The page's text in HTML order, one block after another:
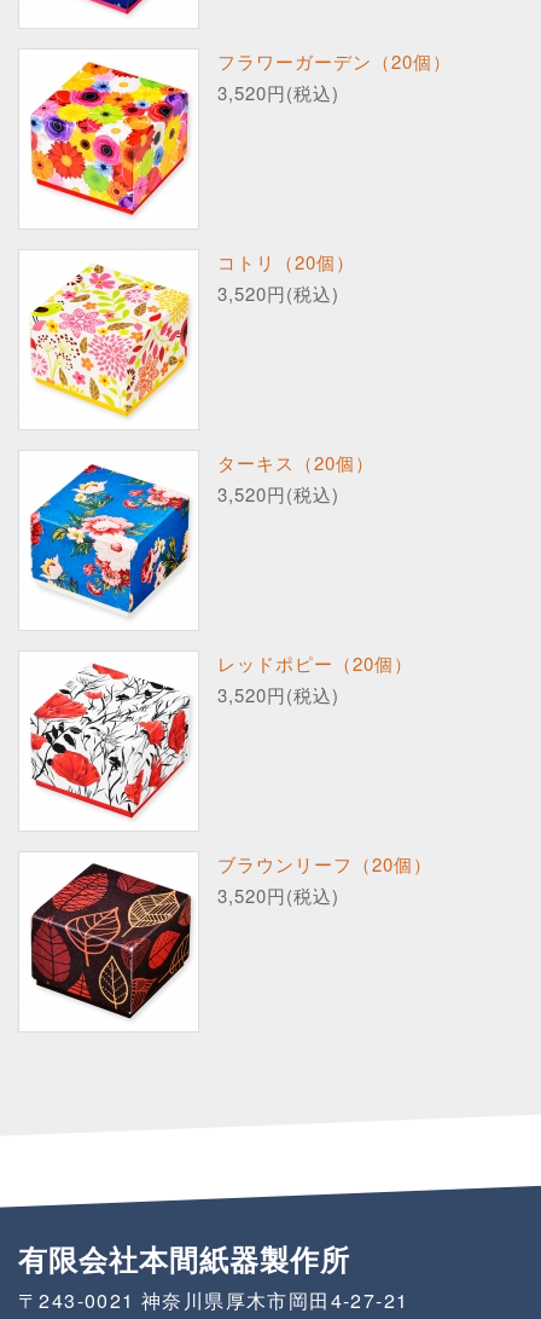
フラワーガーデン（20個）
3,520円(税込)
コトリ（20個）
3,520円(税込)
ターキス（20個）
3,520円(税込)
レッドポピー（20個）
3,520円(税込)
ブラウンリーフ（20個）
3,520円(税込)
有限会社本間紙器製作所
〒243-0021神奈川県厚木市岡田4-27-21